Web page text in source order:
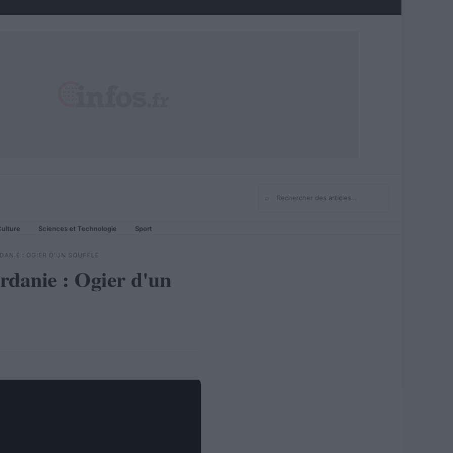
Rechercher
Sciences et Technologie Sport
: OGIER D'UN SOUFFLE
: Ogier d'un